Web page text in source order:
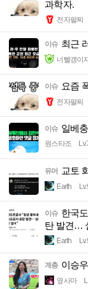
과학자.
전자팔찌
이슈 최근
너빨갱이지
이슈 요즘
전자팔찌
이슈 일베
원스타조
유머 교토
Earth
이슈 한국
탄 발견…
Earth
계층 이승
옆사마